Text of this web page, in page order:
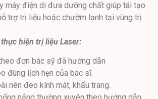
máy điện di đưa dưỡng chất giúp tái tạo
trợ trị liệu hoặc chườm lạnh tại vùng trị
hiện trị liệu Laser:
đơn bác sỹ đã hướng dẫn
đúng lịch hẹn của bác sĩ.
nên đeo kính mát, khẩu trang.